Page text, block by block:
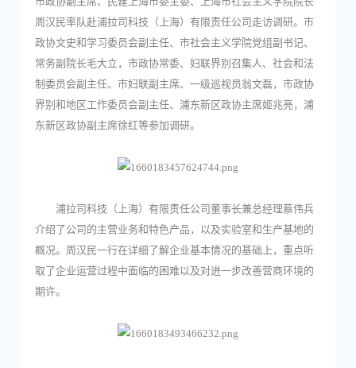
周汉民率队赴浦拉司科技（上海）有限责任公司走访调研。市
政协文史和学习委员会副主任、市社会主义学院党组副书记、
常务副院长毛大立，市政协常委、妇联界别召集人、社会和法
制委员会副主任、市妇联副主席、一级巡视员翁文磊，市政协
界别和地区工作委员会副主任、浦东新区政协主席姬兆亮，浦
东新区政协副主席徐红等参加调研。
浦拉司科技（上海）有限责任公司董事长兼总经理蔡伟兵
介绍了公司的主营业务和特色产品，以及实验室和生产基地的
概况。周汉民一行在详细了解企业基本情况的基础上，重点听
取了企业运营过程中面临的困难以及对进一步改善营商环境的
期许。